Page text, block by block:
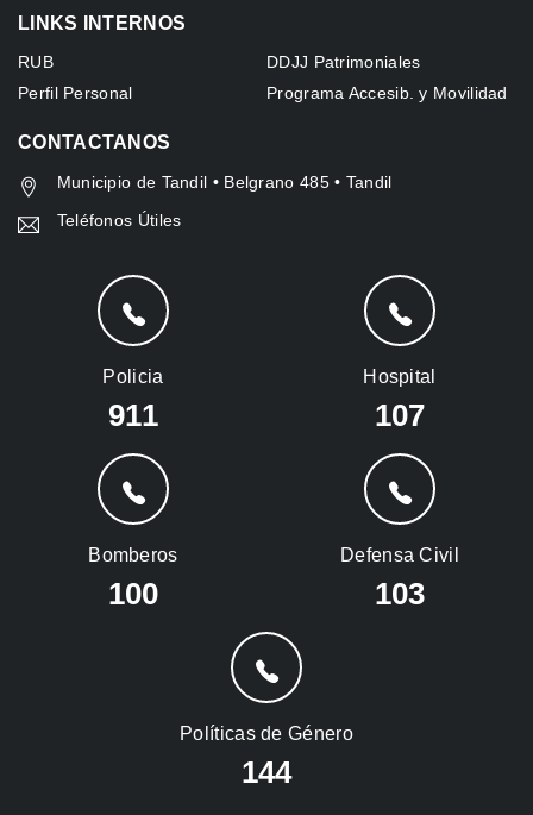
LINKS INTERNOS
RUB
DDJJ Patrimoniales
Perfil Personal
Programa Accesib. y Movilidad
CONTACTANOS
Municipio de Tandil • Belgrano 485 • Tandil
Teléfonos Útiles
Policia
911
Hospital
107
Bomberos
100
Defensa Civil
103
Políticas de Género
144